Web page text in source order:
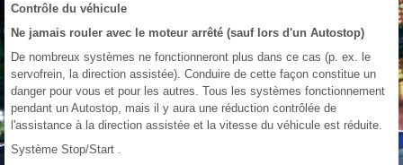
Contrôle du véhicule
Ne jamais rouler avec le moteur arrêté (sauf lors d'un Autostop)
De nombreux systèmes ne fonctionneront plus dans ce cas (p. ex. le
servofrein, la direction assistée). Conduire de cette façon constitue un
danger pour vous et pour les autres. Tous les systèmes fonctionnement
pendant un Autostop, mais il y aura une réduction contrôlée de
l'assistance à la direction assistée et la vitesse du véhicule est réduite.
Système Stop/Start .